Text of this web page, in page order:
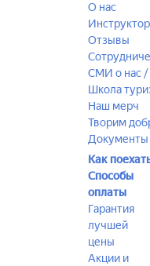
О нас
Отзывы
СМИ о нас /
Школа
Наш мерч
Творим
Документы
Как
Способы
оплаты
Гарантия
лучшей
цены
Акции и